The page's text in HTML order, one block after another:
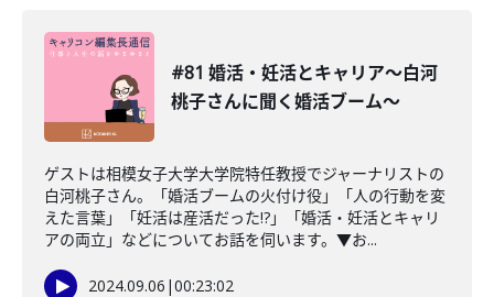
#81 婚活・妊活とキャリア〜白河
桃子さんに聞く婚活ブーム〜
ゲストは相模女子大学大学院特任教授でジャーナリストの
白河桃子さん。「婚活ブームの火付け役」「人の行動を変
えた言葉」「妊活は産活だった!?」「婚活・妊活とキャリ
アの両立」などについてお話を伺います。▼お...
2024.09.06 |00:23:02